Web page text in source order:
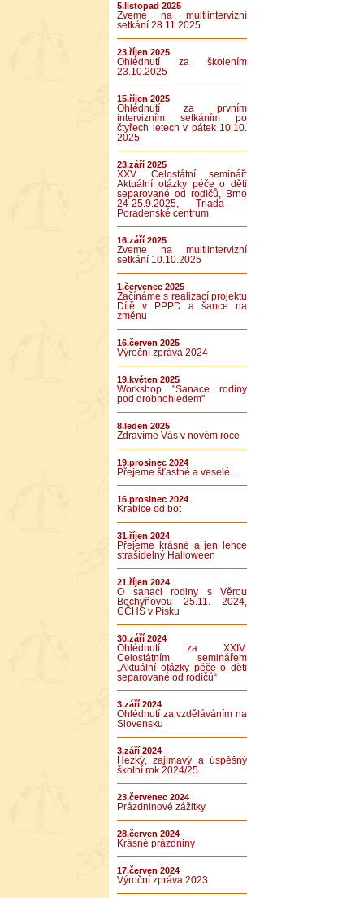
5.listopad 2025
Zveme na multiintervizní
setkání 28.11.2025
23.říjen 2025
Ohlédnutí za školením
23.10.2025
15.říjen 2025
Ohlédnutí za prvním
intervizním setkáním po
čtyřech letech v pátek 10.10.
2025
23.září 2025
XXV. Celostátní seminář:
Aktuální otázky péče o děti
separované od rodičů, Brno
24-25.9.2025, Triada –
Poradenské centrum
16.září 2025
Zveme na multiintervizní
setkání 10.10.2025
1.červenec 2025
Začínáme s realizací projektu
Dítě v PPPD a šance na
změnu
16.červen 2025
Výroční zpráva 2024
19.květen 2025
Workshop "Sanace rodiny
pod drobnohledem"
8.leden 2025
Zdravíme Vás v novém roce
19.prosinec 2024
Přejeme šťastné a veselé...
16.prosinec 2024
Krabice od bot
31.říjen 2024
Přejeme krásné a jen lehce
strašidelný Halloween
21.říjen 2024
O sanaci rodiny s Věrou
Bechyňovou 25.11. 2024,
CČHS v Písku
30.září 2024
Ohlédnutí za XXIV.
Celostátním seminářem
„Aktuální otázky péče o děti
separované od rodičů“
3.září 2024
Ohlédnutí za vzděláváním na
Slovensku
3.září 2024
Hezký, zajímavý a úspěšný
školní rok 2024/25
23.červenec 2024
Prázdninové zážitky
28.červen 2024
Krásné prázdniny
17.červen 2024
Výroční zpráva 2023